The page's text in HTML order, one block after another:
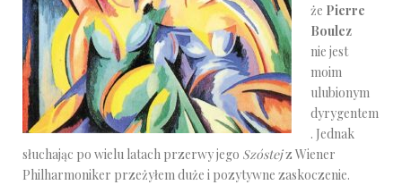
że Pierre
Boulez
nie jest
moim
ulubionym
dyrygentem
. Jednak
słuchając po wielu latach przerwy jego Szóstejz Wiener
Philharmoniker przeżyłem duże i pozytywne zaskoczenie.